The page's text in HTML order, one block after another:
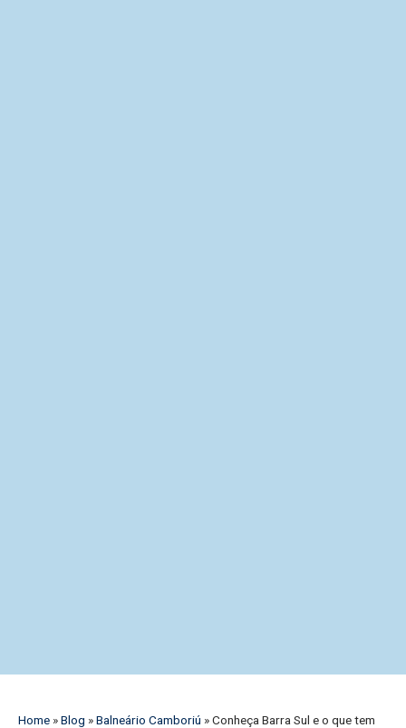
Home »Blog »Balneário Camboriú »Conheça Barra Sul e o que tem